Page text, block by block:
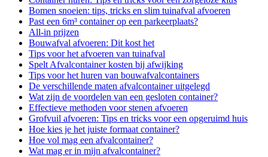
Bomen snoeien: tips, tricks en slim tuinafval afvoeren
Past een 6m³ container op een parkeerplaats?
All-in prijzen
Bouwafval afvoeren: Dit kost het
Tips voor het afvoeren van tuinafval
Spelt Afvalcontainer kosten bij afwijking
Tips voor het huren van bouwafvalcontainers
De verschillende maten afvalcontainer uitgelegd
Wat zijn de voordelen van een gesloten container?
Effectieve methoden voor stenen afvoeren
Grofvuil afvoeren: Tips en tricks voor een opgeruimd huis
Hoe kies je het juiste formaat container?
Hoe vol mag een afvalcontainer?
Wat mag er in mijn afvalcontainer?